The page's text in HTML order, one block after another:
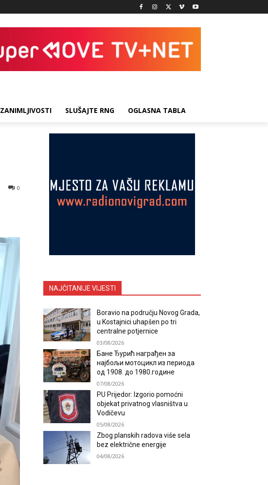
ZANIMLJIVOSTI SLUŠAJTE RNG OGLASNA TABLA
0
NAJČITANIJE VIJESTI
Boravio na području Novog Grada,
u Kostajnici uhapšen po tri
centralne potjernice
03/08/2026
Бане Ђурић награђен за
најбољи мотоцикл из периода
од 1908. до 1980.године
07/08/2026
PU Prijedor: Izgorio pomoćni
objekat privatnog vlasništva u
Vodičevu
05/08/2026
Zbog planskih radova više sela
bez električne energije
04/08/2026